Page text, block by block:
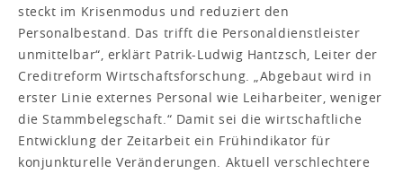
steckt im Krisenmodus und reduziert den
Personalbestand. Das trifft die Personaldienstleister
unmittelbar“, erklärt Patrik-Ludwig Hantzsch, Leiter der
Creditreform Wirtschaftsforschung. „Abgebaut wird in
erster Linie externes Personal wie Leiharbeiter, weniger
die Stammbelegschaft.“ Damit sei die wirtschaftliche
Entwicklung der Zeitarbeit ein Frühindikator für
konjunkturelle Veränderungen. Aktuell verschlechtere